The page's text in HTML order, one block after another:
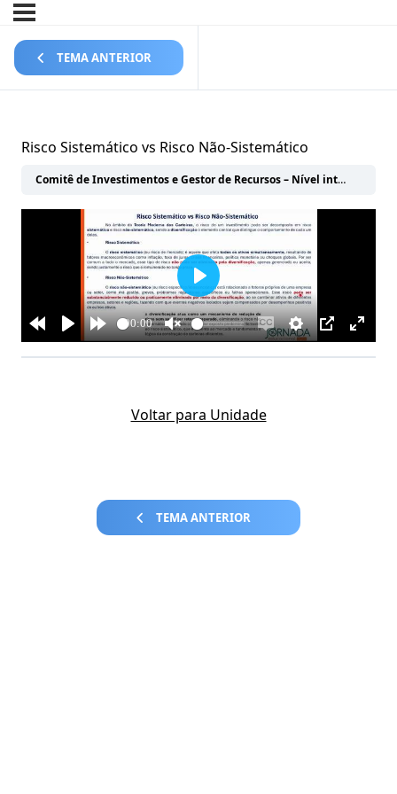
TEMA ANTERIOR
Risco Sistemático vs Risco Não-Sistemático
Comitê de Investimentos e Gestor de Recursos – Nível intermediário
TEMA ANTERIOR
Voltar para Unidade